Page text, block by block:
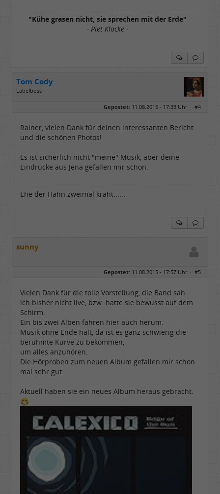
"Kühe grasen nicht, sie sprechen mit der Erde"
- Piet Klocke -
Tom Cody
Labelboss
Dabei seit:
11 / 2006
Gepostet: 11.08.2015 - 17:33 Uhr · #4
Rainer, vielen Dank für deinen interessanten Bericht
und die schönen Photos!
Es ist sicherlich nicht "meine" Musik, aber deine
Eindrücke aus Jena gefallen mir schon.
Ehe der Hahn zweimal kräht......
sunny
Gepostet: 11.08.2015 - 17:57 Uhr · #5
Vielen Dank für die tolle Vorstellung, die Band sah
ich bisher nicht live, bzw. hatte sie bewusst auf dem
Schirm.
Ein bis zwei Alben fahren hier auch herum.
Musik ohne Ende halt, da ist es ganz schwierig die
berühmte Kurve zu bekommen,
um alles anzuhören.
Die Hörproben zum neuen Album gefallen mir schon
mal sehr gut.
Aktuell haben sie ein neues Album heraus gebracht.